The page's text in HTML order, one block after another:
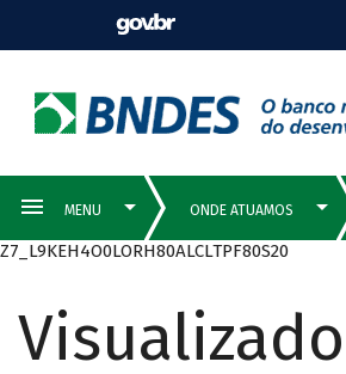
Z7_L9KEH4O0LORH80ALCLTPF80S20